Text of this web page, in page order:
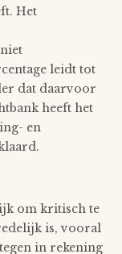
Het
leidt tot
dat daarvoor
heeft het
en
om kritisch te
is, vooral
in rekening